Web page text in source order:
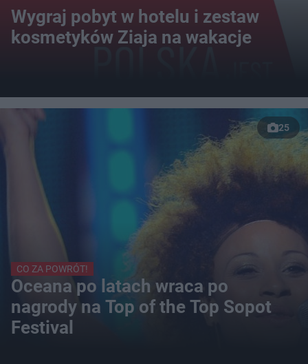
Wygraj pobyt w hotelu i zestaw
kosmetyków Ziaja na wakacje
25
CO ZA POWRÓT!
Oceana po latach wraca po
nagrody na Top of the Top Sopot
Festival